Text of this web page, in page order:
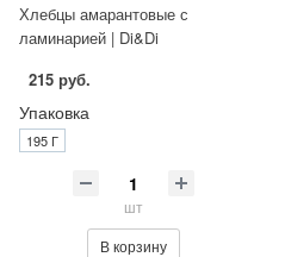
Хлебцы амарантовые с
ламинарией | Di&Di
215 руб.
Упаковка
195 Г
шт
В корзину